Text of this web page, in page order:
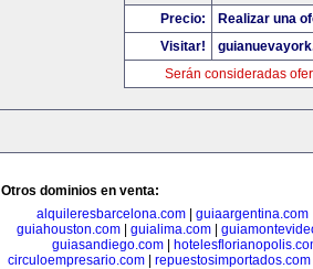
Precio:
Realizar una
Visitar!
Serán consideradas
Otros dominios en venta:
alquileresbarcelona.com| guiaargentina.com
guiahouston.com| guialima.com|
guiasandiego.com
circuloempresario.com| repuestosimportados.com